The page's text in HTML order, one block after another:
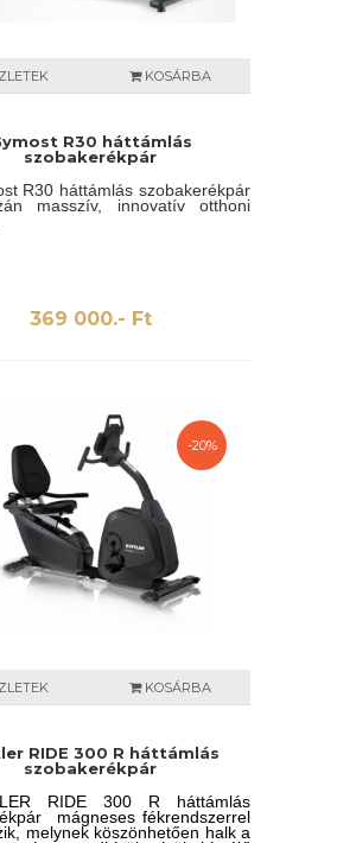
KOSÁRBA
R30 háttámlás
szobakerékpár
R30 háttámlás szobakerékpár
masszív, innovatív otthoni
369 000.- Ft
-20%
KOSÁRBA
RIDE 300 R háttámlás
szobakerékpár
RIDE 300 R háttámlás
mágneses fékrendszerrel
melynek köszönhetően halk a